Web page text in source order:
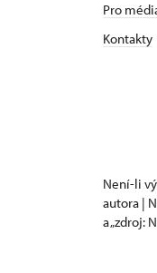
Pro
Kontakty
Není-li
autora |
a „zdroj: